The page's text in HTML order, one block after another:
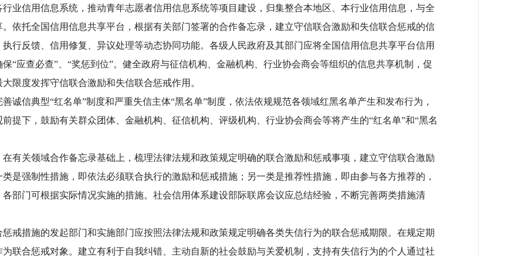
业信用信息系统，推动青年志愿者信用信息系统等项目建设，归集整合本地区、本行业信用信息，与全
依托全国信用信息共享平台，根据有关部门签署的合作备忘录，建立守信联合激励和失信联合惩戒的信
行反馈、信用修复、异议处理等动态协同功能。各级人民政府及其部门应将全国信用信息共享平台信用
“应查必查”、“奖惩到位”。健全政府与征信机构、金融机构、行业协会商会等组织的信息共享机制，促
限度发挥守信联合激励和失信联合惩戒作用。
信典型“红名单”制度和严重失信主体“黑名单”制度，依法依规规范各领域红黑名单产生和发布行为，
提下，鼓励有关群众团体、金融机构、征信机构、评级机构、行业协会商会等将产生的“红名单”和“黑名
关领域合作备忘录基础上，梳理法律法规和政策规定明确的联合激励和惩戒事项，建立守信联合激励
是强制性措施，即依法必须联合执行的激励和惩戒措施；另一类是推荐性措施，即由参与各方推荐的，
部门可根据实际情况实施的措施。社会信用体系建设部际联席会议应总结经验，不断完善两类措施清
措施的发起部门和实施部门应按照法律法规和政策规定明确各类失信行为的联合惩戒期限。在规定期
联合惩戒对象。建立有利于自我纠错、主动自新的社会鼓励与关爱机制，支持有失信行为的个人通过社